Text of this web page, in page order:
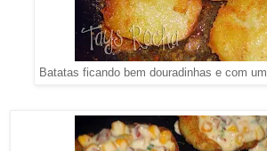
Batatas ficando bem douradinhas e com